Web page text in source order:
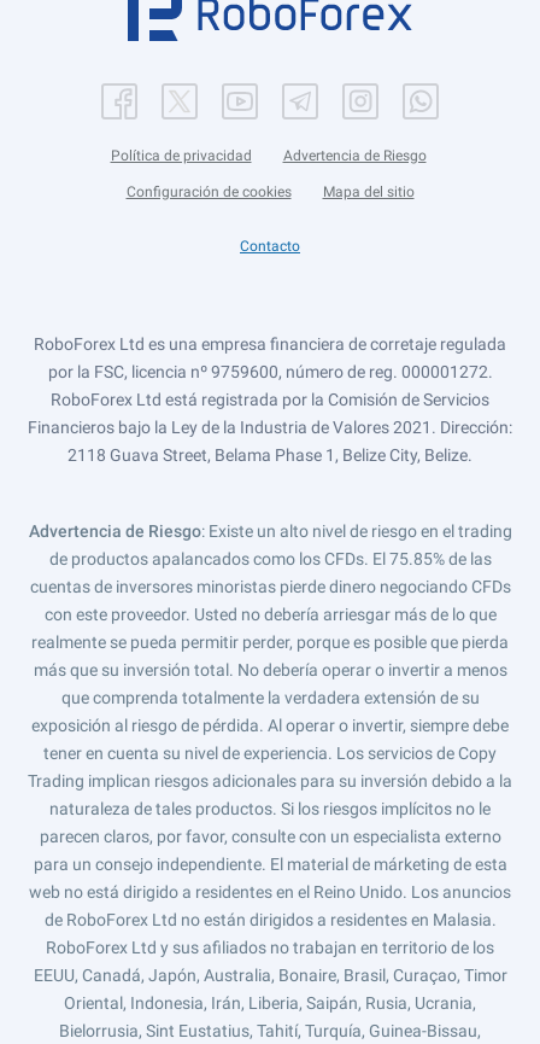
Política de privacidad Advertencia de Riesgo
Configuración de cookies Mapa del sitio
Contacto
RoboForex Ltd es una empresa financiera de corretaje regulada
por la FSC, licencia nº 9759600, número de reg. 000001272.
RoboForex Ltd está registrada por la Comisión de Servicios
Financieros bajo la Ley de la Industria de Valores 2021. Dirección:
2118 Guava Street, Belama Phase 1, Belize City, Belize.
Advertencia de Riesgo: Existe un alto nivel de riesgo en el trading
de productos apalancados como los CFDs. El 75.85% de las
cuentas de inversores minoristas pierde dinero negociando CFDs
con este proveedor. Usted no debería arriesgar más de lo que
realmente se pueda permitir perder, porque es posible que pierda
más que su inversión total. No debería operar o invertir a menos
que comprenda totalmente la verdadera extensión de su
exposición al riesgo de pérdida. Al operar o invertir, siempre debe
tener en cuenta su nivel de experiencia. Los servicios de Copy
Trading implican riesgos adicionales para su inversión debido a la
naturaleza de tales productos. Si los riesgos implícitos no le
parecen claros, por favor, consulte con un especialista externo
para un consejo independiente. El material de márketing de esta
web no está dirigido a residentes en el Reino Unido. Los anuncios
de RoboForex Ltd no están dirigidos a residentes en Malasia.
RoboForex Ltd y sus afiliados no trabajan en territorio de los
EEUU, Canadá, Japón, Australia, Bonaire, Brasil, Curaçao, Timor
Oriental, Indonesia, Irán, Liberia, Saipán, Rusia, Ucrania,
Bielorrusia, Sint Eustatius, Tahití, Turquía, Guinea-Bissau,